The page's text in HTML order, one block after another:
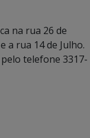
na rua 26 de
a rua 14 de Julho.
telefone 3317-